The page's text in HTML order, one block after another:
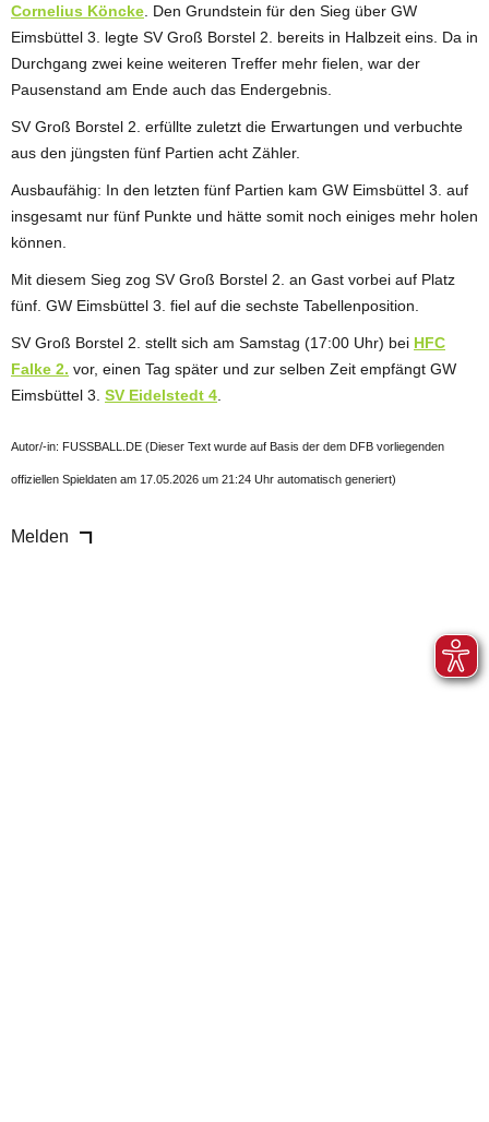
Cornelius Köncke . Den Grundstein für den Sieg über GW
Eimsbüttel 3. legte SV Groß Borstel 2. bereits in Halbzeit eins. Da in
Durchgang zwei keine weiteren Treffer mehr fielen, war der
Pausenstand am Ende auch das Endergebnis.
SV Groß Borstel 2. erfüllte zuletzt die Erwartungen und verbuchte
aus den jüngsten fünf Partien acht Zähler.
Ausbaufähig: In den letzten fünf Partien kam GW Eimsbüttel 3. auf
insgesamt nur fünf Punkte und hätte somit noch einiges mehr holen
können.
Mit diesem Sieg zog SV Groß Borstel 2. an Gast vorbei auf Platz
fünf. GW Eimsbüttel 3. fiel auf die sechste Tabellenposition.
SV Groß Borstel 2. stellt sich am Samstag (17:00 Uhr) bei HFC
Falke 2. vor, einen Tag später und zur selben Zeit empfängt GW
Eimsbüttel 3. SV Eidelstedt 4
Autor/-in: FUSSBALL.DE (Dieser Text wurde auf Basis der dem DFB vorliegenden
offiziellen Spieldaten am 17.05.2026 um 21:24 Uhr automatisch generiert)
Melden